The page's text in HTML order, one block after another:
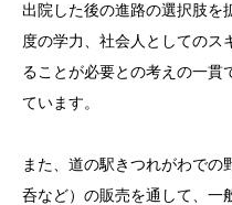
出院した後の進路の選択肢を
度の学力、社会人としてのス
ることが必要との考えの一貫
ています。
また、道の駅きつれがわで
呑など）の販売を通して、一